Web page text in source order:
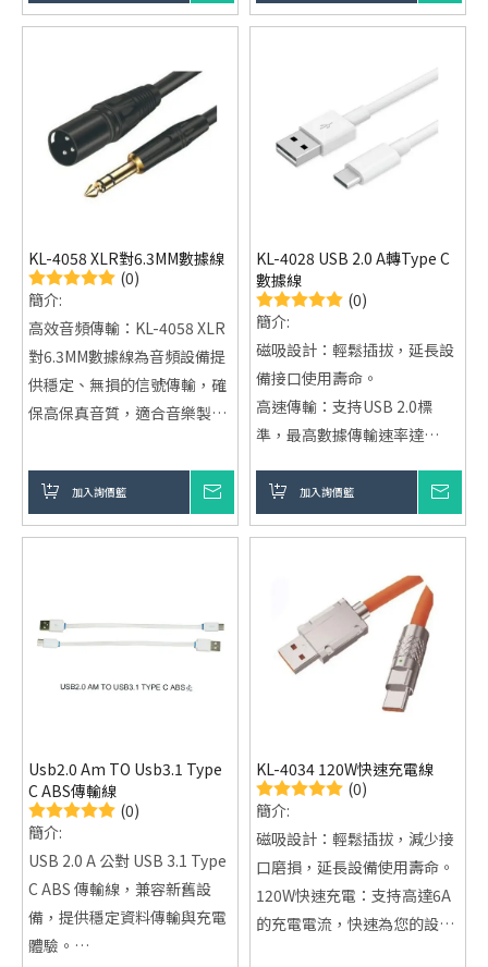
超高兼容性：完美兼容
片、音樂等。
耐用性：純銅導體和PVC外
包，配備編織線材，耐磨、抗
拉伸，確保長期穩定使用。
如智能手機、平板、筆記型電
腦等。
KL-4058 XLR對6.3MM數據線
(0)
簡介:
高效音頻傳輸：KL-4058 XLR
對6.3MM數據線為音頻設備提
供穩定、無損的信號傳輸，確
保高保真音質，適合音樂製
專業設計：配備XLR對6.3MM
插頭，兼容多種音響和混音設
備，廣泛適用於音響、DJ設
摩擦能力，長期使用不易損
多功能兼容：不僅適用於音頻
不同設備需求。
加入詢價籃
KL-4028 USB 2.0 A轉Type C
數據線
(0)
簡介:
磁吸設計：輕鬆插拔，延長設
備接口使用壽命。
高速傳輸：支持USB 2.0標
準，最高數據傳輸速率達
耐用材質：高品質PVC材質，
耐拉伸且不易斷裂。
熱、過壓等問題，保障設備安
廣泛兼容性：適用於智能手
機、平板電腦、移動電源等設
加入詢價籃
Usb2.0 Am TO Usb3.1 Type
C ABS傳輸線
(0)
簡介:
USB 2.0 A 公對 USB 3.1 Type
C ABS 傳輸線，兼容新舊設
備，提供穩定資料傳輸與充電
體驗。
KL-4034 120W快速充電線
(0)
簡介:
磁吸設計：輕鬆插拔，減少接
口磨損，延長設備使用壽命。
120W快速充電：支持高達6A
的充電電流，快速為您的設備